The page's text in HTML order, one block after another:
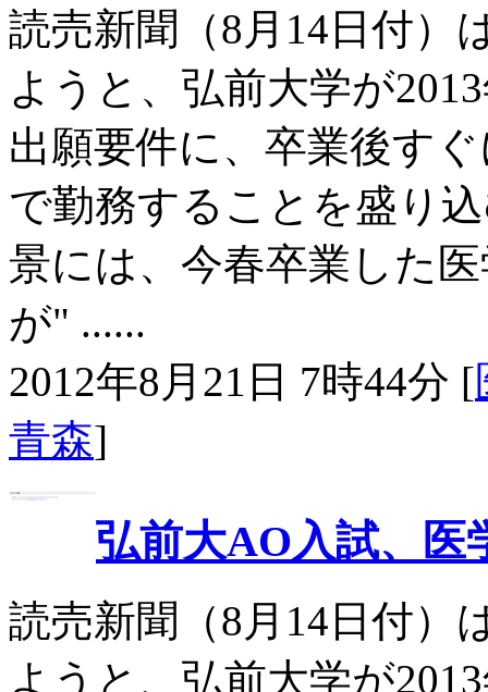
読売新聞（8月14日付）
ようと、弘前大学が
出願要件に、卒業後す
で勤務することを盛り
景には、今春卒業した
が" ......
2012年8月21日 7時44分 [
青森]
弘前大AO入試、医
読売新聞（8月14日付）
ようと、弘前大学が